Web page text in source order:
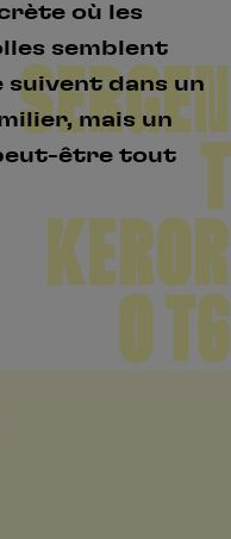
où les
semblent
suivent dans un
mais un
être tout
SERGEN
T
KEROR
O T6